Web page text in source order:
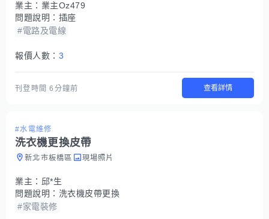
業主： 業主Oz479
問題說明： 插座
#電路及電線
報價人數： 3
刊登時間6分鐘前 查看詳情
#水電維修
洗衣機更換皮帶
新北市板橋區 現場照片
業主： 邱*生
問題說明： 洗衣機皮帶更換
#家電裝修